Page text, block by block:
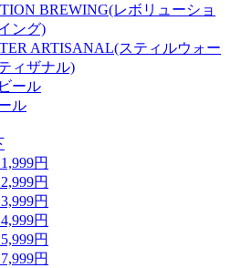
BREWING(レボリューショ
ング)
ARTISANAL(スティルウォー
ィザナル)
ール
ル
円
円
円
円
円
円